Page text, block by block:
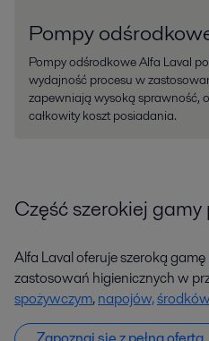
Pompy
Pompy odśrodkowe Alfa Laval
wydajność procesu w
zapewniają wysoką sprawność,
całkowity koszt posiadania.
Część szerokiej
Alfa Laval oferuje szeroką
zastosowań higienicznych w
spożywczym,napojów,